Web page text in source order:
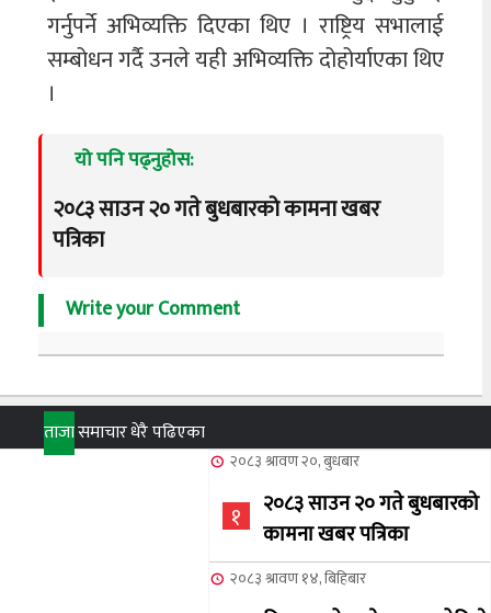
गर्नुपर्ने अभिव्यक्ति दिएका थिए । राष्ट्रिय सभालाई
सम्बोधन गर्दै उनले यही अभिव्यक्ति दोहोर्याएका थिए
।
यो पनि पढ्नुहोस:
२०८३ साउन २० गते बुधबारको कामना खबर
पत्रिका
Write your Comment
ताजासमाचारधेरै पढिएका
२०८३ श्रावण २०, बुधबार
१
२०८३ साउन २० गते बुधबारको
कामना खबर पत्रिका
२०८३ श्रावण १४, बिहिबार